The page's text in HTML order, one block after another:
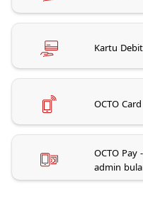
Kartu
OCTO Card
OCTO Pay
admin